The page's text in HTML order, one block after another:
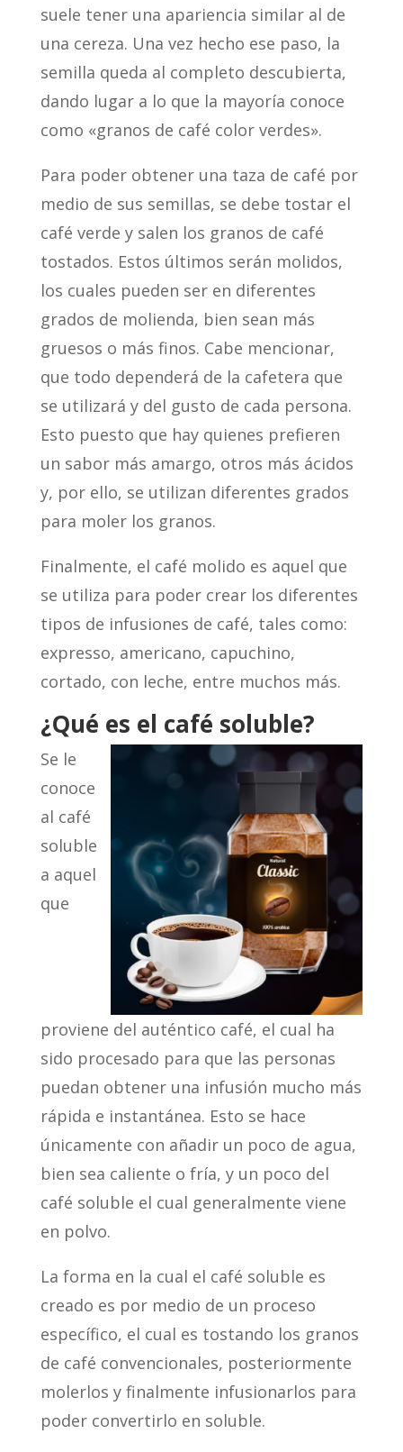
suele tener una apariencia similar al de
una cereza. Una vez hecho ese paso, la
semilla queda al completo descubierta,
dando lugar a lo que la mayoría conoce
como «granos de café color verdes».
Para poder obtener una taza de café por
medio de sus semillas, se debe tostar el
café verde y salen los granos de café
tostados. Estos últimos serán molidos,
los cuales pueden ser en diferentes
grados de molienda, bien sean más
gruesos o más finos. Cabe mencionar,
que todo dependerá de la cafetera que
se utilizará y del gusto de cada persona.
Esto puesto que hay quienes prefieren
un sabor más amargo, otros más ácidos
y, por ello, se utilizan diferentes grados
para moler los granos.
Finalmente, el café molido es aquel que
se utiliza para poder crear los diferentes
tipos de infusiones de café, tales como:
expresso, americano, capuchino,
cortado, con leche, entre muchos más.
¿Qué es el café soluble?
Se le
conoce
al café
soluble
a aquel
que
proviene del auténtico café, el cual ha
sido procesado para que las personas
puedan obtener una infusión mucho más
rápida e instantánea. Esto se hace
únicamente con añadir un poco de agua,
bien sea caliente o fría, y un poco del
café soluble el cual generalmente viene
en polvo.
La forma en la cual el café soluble es
creado es por medio de un proceso
específico, el cual es tostando los granos
de café convencionales, posteriormente
molerlos y finalmente infusionarlos para
poder convertirlo en soluble.